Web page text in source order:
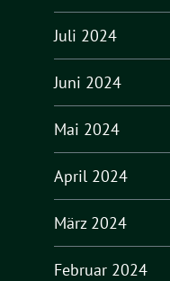
Juli 2024
Juni 2024
Mai 2024
April 2024
März 2024
Februar 2024